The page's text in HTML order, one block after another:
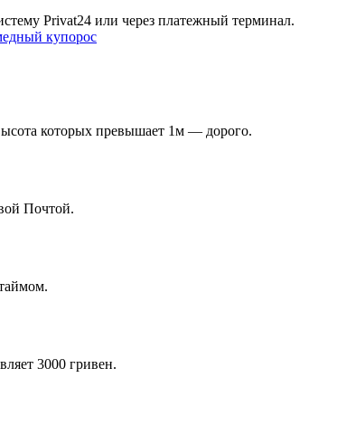
Privat24 или через платежный терминал.
которых превышает 1м — дорого.
Почтой.
3000 гривен.